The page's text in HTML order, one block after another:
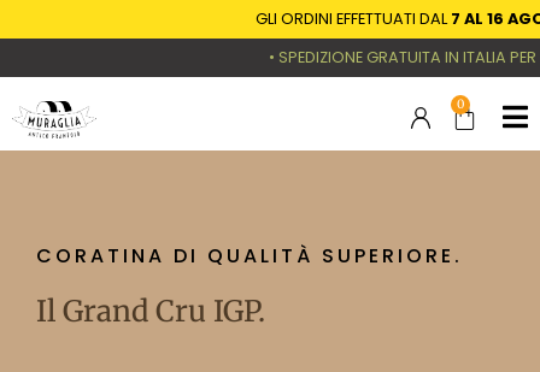
GLI ORDINI EFFETTUATI DAL7 AL 16 AGOSTO
• SPEDIZIONE GRATUITA IN ITALIA PER
0
CORATINA DI QUALITÀ SUPERIORE.
Il Grand Cru IGP.